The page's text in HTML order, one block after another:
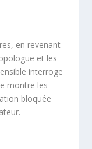
en revenant
et les
interroge
montre les
bloquée